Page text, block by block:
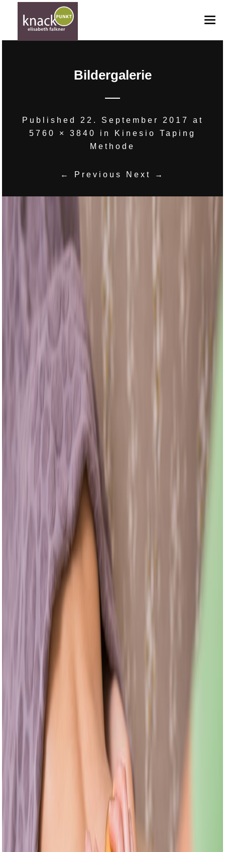
GUTSCHEINE
BILDERGALERIE
Bildergalerie
Published 22. September 2017
at
5760 × 3840
in
Kinesio Taping
Methode
← Previous Next →